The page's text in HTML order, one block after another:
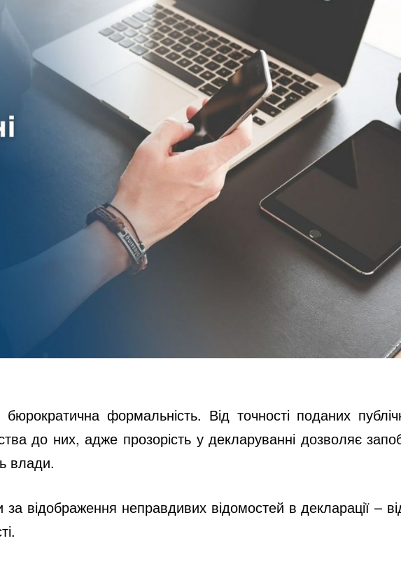
формальність. Від точності поданих
до них, адже прозорість у декларуванні дозволяє
влади.
за відображення неправдивих відомостей в декларації –